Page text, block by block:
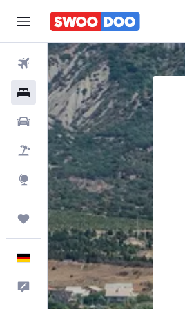
Flüge
Hotels
Mietwagen
Pauschalreisen
Explore
Trips
Deutsch
Feedback